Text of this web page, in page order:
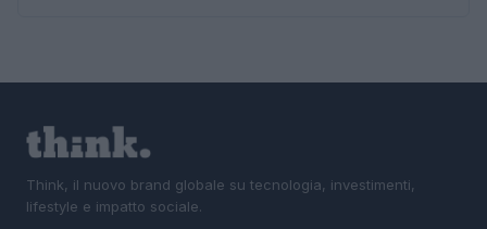
Think, il nuovo brand globale su tecnologia, investimenti,
lifestyle e impatto sociale.